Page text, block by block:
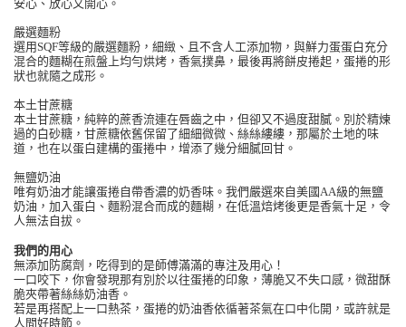
５．嚴禁一人註冊多個帳號或使用他人資訊註冊。若發現惡意使用之情形，
安心、放心又開心。
嚴選麵粉
選用SQF等級的嚴選麵粉，細緻、且不含人工添加物，與鮮力蛋蛋白充分
混合的麵糊在煎盤上均勻烘烤，香氣撲鼻，最後再將餅皮捲起，蛋捲的形
狀也就隨之成形。
本土甘蔗糖
本土甘蔗糖，純粹的蔗香流連在唇齒之中，但卻又不過度甜膩。別於精煉
過的白砂糖，甘蔗糖依舊保留了細細微微、絲絲縷縷，那屬於土地的味
道，也在以蛋白建構的蛋捲中，增添了幾分細膩回甘。
無鹽奶油
唯有奶油才能讓蛋捲自帶香濃的奶香味。我們嚴選來自美國AA級的無鹽
奶油，加入蛋白、麵粉混合而成的麵糊，在低溫焙烤後更是香氣十足，令
人無法自拔。
我們的用心
無添加防腐劑，吃得到的是師傅滿滿的專注及用心！
一口咬下，你會發現那有別於以往蛋捲的印象，薄脆又不失口感，微甜酥
脆夾帶著絲絲奶油香。
若是再搭配上一口熱茶，蛋捲的奶油香依循著茶氣在口中化開，或許就是
人間好時節。